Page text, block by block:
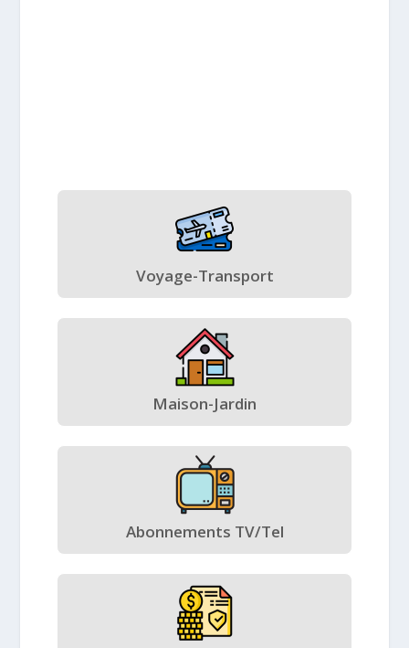
Voyage-Transport
Maison-Jardin
Abonnements TV/Tel